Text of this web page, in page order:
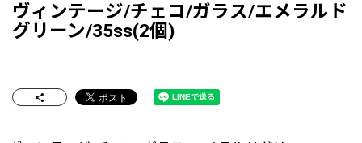
ヴィンテージ/チェコ/ガラス/エメラルド
グリーン/35ss(2個)